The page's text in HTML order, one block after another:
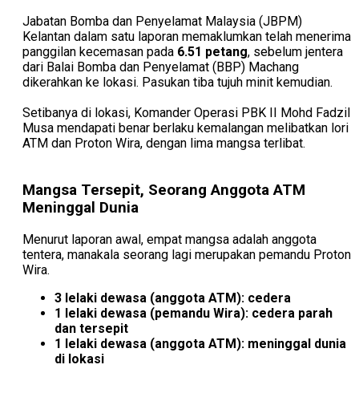
Jabatan Bomba dan Penyelamat Malaysia (JBPM)
Kelantan dalam satu laporan memaklumkan telah menerima
panggilan kecemasan pada 6.51 petang, sebelum jentera
dari Balai Bomba dan Penyelamat (BBP) Machang
dikerahkan ke lokasi. Pasukan tiba tujuh minit kemudian.
Setibanya di lokasi, Komander Operasi PBK II Mohd Fadzil
Musa mendapati benar berlaku kemalangan melibatkan lori
ATM dan Proton Wira, dengan lima mangsa terlibat.
Mangsa Tersepit, Seorang Anggota ATM
Meninggal Dunia
Menurut laporan awal, empat mangsa adalah anggota
tentera, manakala seorang lagi merupakan pemandu Proton
Wira.
3 lelaki dewasa (anggota ATM): cedera
1 lelaki dewasa (pemandu Wira): cedera parah
dan tersepit
1 lelaki dewasa (anggota ATM): meninggal dunia
di lokasi